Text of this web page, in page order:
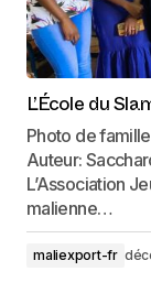
L’École du
Photo de
Auteur:
L’Association
malienne…
maliexport-fr